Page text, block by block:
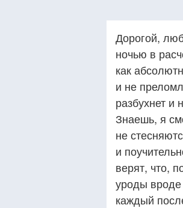
Дорогой,
ночью в
как
и не
разбухнет и
Знаешь, я
не
и
верят, что,
уроды вроде
каждый